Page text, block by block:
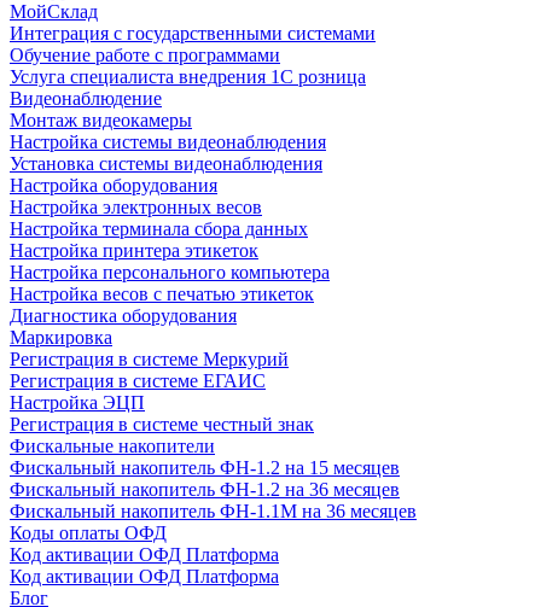
МойСклад
Интеграция с государственными системами
Обучение работе с программами
Услуга специалиста внедрения 1С розница
Видеонаблюдение
Монтаж видеокамеры
Настройка системы видеонаблюдения
Установка системы видеонаблюдения
Настройка оборудования
Настройка электронных весов
Настройка терминала сбора данных
Настройка принтера этикеток
Настройка персонального компьютера
Настройка весов с печатью этикеток
Диагностика оборудования
Маркировка
Регистрация в системе Меркурий
Регистрация в системе ЕГАИС
Настройка ЭЦП
Регистрация в системе честный знак
Фискальные накопители
Фискальный накопитель ФН-1.2 на 15 месяцев
Фискальный накопитель ФН-1.2 на 36 месяцев
Фискальный накопитель ФН-1.1М на 36 месяцев
Коды оплаты ОФД
Код активации ОФД Платформа
Код активации ОФД Платформа
Блог